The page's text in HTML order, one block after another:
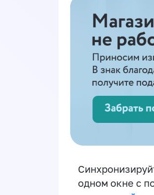
одном окне с